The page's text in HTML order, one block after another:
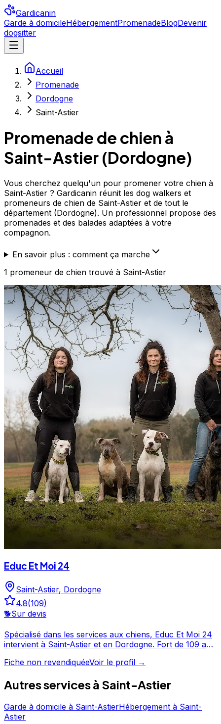
Gardicanin
Garde à domicileHébergementPromenadeBlogDevenir
dogsitter
Accueil
Promenade
Dordogne
Saint-Astier
Promenade de chien à
Saint-Astier (Dordogne)
Vous cherchez quelqu'un pour promener votre chien à
Saint-Astier ? Gardicanin réunit les dog walkers et
promeneurs de chien de Saint-Astier et de tout le
département (Dordogne). Un professionnel propose des
promenades et des balades adaptées à votre
compagnon.
En savoir plus : comment ça marche
1 promeneur de chien trouvé à Saint-Astier
Educ Et Moi 24
Saint-Astier, Dordogne
4.8(109)
🐕Sur devis
Spécialisé dans les services aux chiens, Educ Et Moi 24
intervient à Saint-Astier et en Dordogne. Fort de 109 avis
confiance pour la garde de votre chien. Consultez son
directement. Educ Et Moi 24 est un professionnel du
Google Maps avec 109 avis.
Fiche non revendiquéeVoir le profil →
Autres services à Saint-Astier
Garde à domicile à Saint-AstierHébergement à Saint-
Astier